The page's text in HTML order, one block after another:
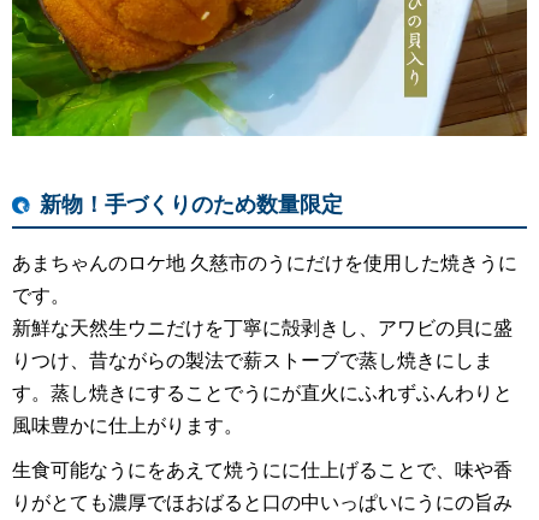
新物！手づくりのため数量限定
あまちゃんのロケ地 久慈市のうにだけを使用した焼きうに
です。
新鮮な天然生ウニだけを丁寧に殻剥きし、アワビの貝に盛
りつけ、昔ながらの製法で薪ストーブで蒸し焼きにしま
す。蒸し焼きにすることでうにが直火にふれずふんわりと
風味豊かに仕上がります。
生食可能なうにをあえて焼うにに仕上げることで、味や香
りがとても濃厚でほおばると口の中いっぱいにうにの旨み